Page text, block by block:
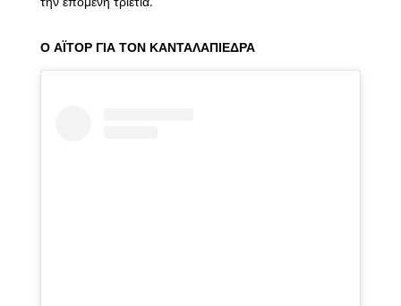
Ο ΑΪΤΟΡ ΓΙΑ ΤΟΝ ΚΑΝΤΑΛΑΠΙΕΔΡΑ